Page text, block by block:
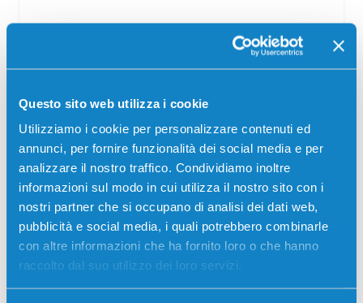
Questo sito web utilizza i cookie
Utilizziamo i cookie per personalizzare contenuti ed
annunci, per fornire funzionalità dei social media e per
analizzare il nostro traffico. Condividiamo inoltre
informazioni sul modo in cui utilizza il nostro sito con i
nostri partner che si occupano di analisi dei dati web,
pubblicità e social media, i quali potrebbero combinarle
con altre informazioni che ha fornito loro o che hanno
raccolto dal suo utilizzo dei loro servizi.
Toner compatibile Hp CF244A 44A NERO
Stampanti: Hp LASERJET PRO M15A, Hp LASERJET PRO
M15W, Hp LASERJET PRO M17A, Hp LASERJET PRO…
9,50€
CONSEGNA IN 24/48 ORE
Aggiungi al carrello